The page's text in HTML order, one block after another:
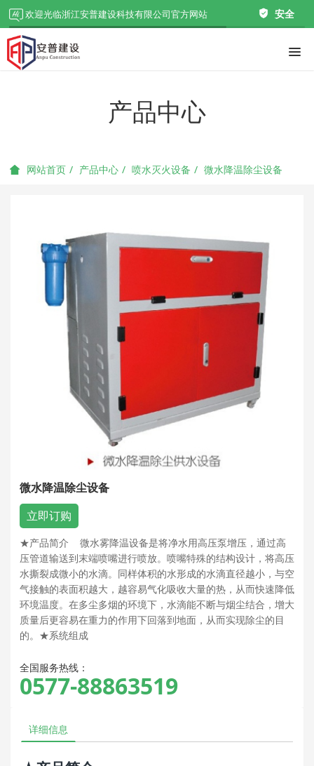
欢迎光临浙江安普建设科技有限公司官方网站 安全
产品中心
网站首页 产品中心 喷水灭火设备 微水降温除尘设备
微水降温除尘设备
立即订购
★产品简介 微水雾降温设备是将净水用高压泵增压，通过高
压管道输送到末端喷嘴进行喷放。喷嘴特殊的结构设计，将高压
水撕裂成微小的水滴。同样体积的水形成的水滴直径越小，与空
气接触的表面积越大，越容易气化吸收大量的热，从而快速降低
环境温度。在多尘多烟的环境下，水滴能不断与烟尘结合，增大
质量后更容易在重力的作用下回落到地面，从而实现除尘的目
的。★系统组成
全国服务热线：
0577-88863519
详细信息